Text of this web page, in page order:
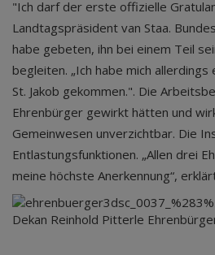
"Ich darf der erste offizielle
Landtagspräsident van Staa.
habe gebeten, ihn bei einem Teil
begleiten. „Ich habe mich allerdings
St. Jakob gekommen.". Die
Ehrenbürger gewirkt hätten und
Gemeinwesen unverzichtbar. Die
Entlastungsfunktionen. „Allen drei
meine höchste Anerkennung“,
Dekan Reinhold Pitterle